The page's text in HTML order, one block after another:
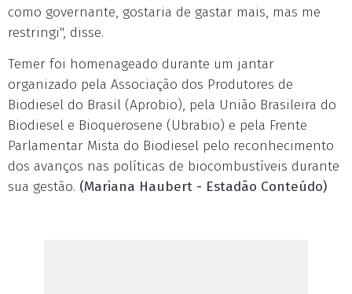
como governante, gostaria de gastar mais, mas me
restringi", disse.
Temer foi homenageado durante um jantar
organizado pela Associação dos Produtores de
Biodiesel do Brasil (Aprobio), pela União Brasileira do
Biodiesel e Bioquerosene (Ubrabio) e pela Frente
Parlamentar Mista do Biodiesel pelo reconhecimento
dos avanços nas políticas de biocombustíveis durante
sua gestão. (Mariana Haubert - Estadão Conteúdo)